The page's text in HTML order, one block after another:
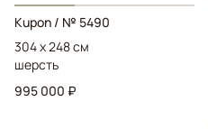
Kupon / № 5490
304 x 248 см
шерсть
995 000 ₽